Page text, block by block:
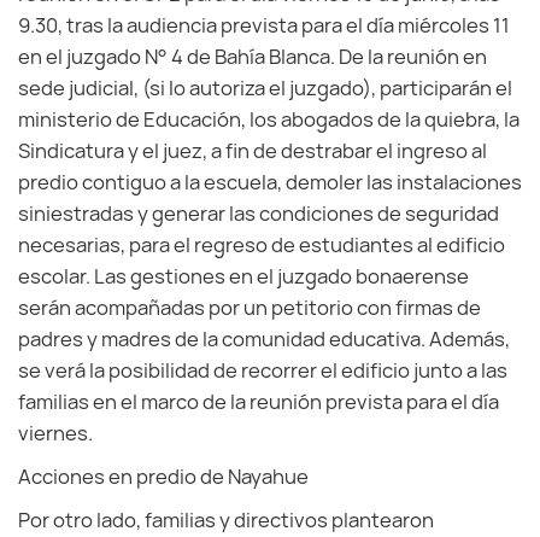
9.30, tras la audiencia prevista para el día miércoles 11
en el juzgado N° 4 de Bahía Blanca. De la reunión en
sede judicial, (si lo autoriza el juzgado), participarán el
ministerio de Educación, los abogados de la quiebra, la
Sindicatura y el juez, a fin de destrabar el ingreso al
predio contiguo a la escuela, demoler las instalaciones
siniestradas y generar las condiciones de seguridad
necesarias, para el regreso de estudiantes al edificio
escolar. Las gestiones en el juzgado bonaerense
serán acompañadas por un petitorio con firmas de
padres y madres de la comunidad educativa. Además,
se verá la posibilidad de recorrer el edificio junto a las
familias en el marco de la reunión prevista para el día
viernes.
Acciones en predio de Nayahue
Por otro lado, familias y directivos plantearon